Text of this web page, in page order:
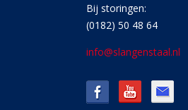
Bij storingen:
(0182) 50 48 64
info@slangenstaal.nl